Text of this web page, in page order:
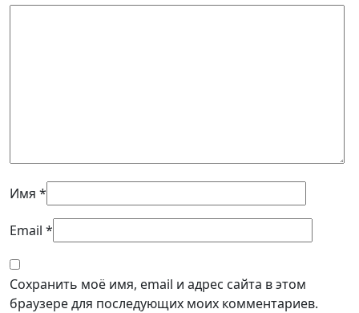
Имя *
Email *
Сохранить моё имя, email и адрес сайта в этом
браузере для последующих моих комментариев.